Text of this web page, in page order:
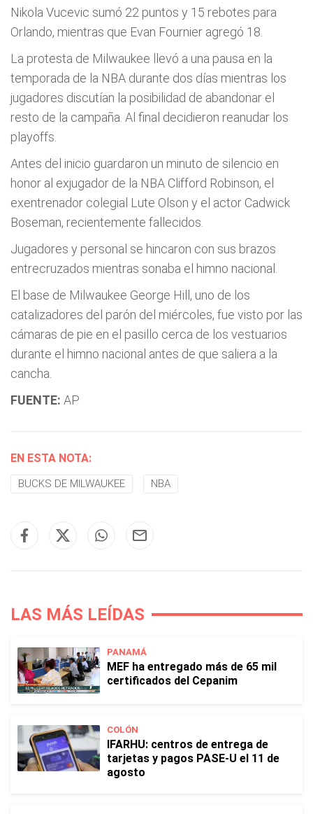
Nikola Vucevic sumó 22 puntos y 15 rebotes para
Orlando, mientras que Evan Fournier agregó 18.
La protesta de Milwaukee llevó a una pausa en la
temporada de la NBA durante dos días mientras los
jugadores discutían la posibilidad de abandonar el
resto de la campaña. Al final decidieron reanudar los
playoffs.
Antes del inicio guardaron un minuto de silencio en
honor al exjugador de la NBA Clifford Robinson, el
exentrenador colegial Lute Olson y el actor Cadwick
Boseman, recientemente fallecidos.
Jugadores y personal se hincaron con sus brazos
entrecruzados mientras sonaba el himno nacional.
El base de Milwaukee George Hill, uno de los
catalizadores del parón del miércoles, fue visto por las
cámaras de pie en el pasillo cerca de los vestuarios
durante el himno nacional antes de que saliera a la
cancha.
FUENTE: AP
EN ESTA NOTA:
BUCKS DE MILWAUKEE NBA
LAS MÁS LEÍDAS
PANAMÁ
MEF ha entregado más de 65 mil
certificados del Cepanim
COLÓN
IFARHU: centros de entrega de
tarjetas y pagos PASE-U el 11 de
agosto